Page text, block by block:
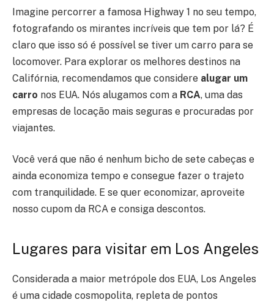
Imagine percorrer a famosa Highway 1 no seu tempo,
fotografando os mirantes incríveis que tem por lá? É
claro que isso só é possível se tiver um carro para se
locomover. Para explorar os melhores destinos na
Califórnia, recomendamos que considere alugar um
carro nos EUA. Nós alugamos com a RCA, uma das
empresas de locação mais seguras e procuradas por
viajantes.
Você verá que não é nenhum bicho de sete cabeças e
ainda economiza tempo e consegue fazer o trajeto
com tranquilidade. E se quer economizar, aproveite
nosso cupom da RCA e consiga descontos.
Lugares para visitar em Los Angeles
Considerada a maior metrópole dos EUA, Los Angeles
é uma cidade cosmopolita, repleta de pontos